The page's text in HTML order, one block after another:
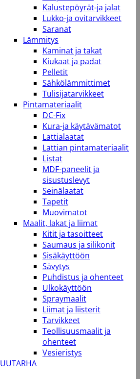
Kalustepöyrät-ja jalat
Lukko-ja ovitarvikkeet
Saranat
Lämmitys
Kaminat ja takat
Kiukaat ja padat
Pelletit
Sähkölämmittimet
Tulisijatarvikkeet
Pintamateriaalit
DC-Fix
Kura-ja käytävämatot
Lattialaatat
Lattian pintamateriaalit
Listat
MDF-paneelit ja
sisustuslevyt
Seinälaatat
Tapetit
Muovimatot
Maalit, lakat ja liimat
Kitit ja tasoitteet
Saumaus ja silikonit
Sisäkäyttöön
Sävytys
Puhdistus ja ohenteet
Ulkokäyttöön
Spraymaalit
Liimat ja liisterit
Tarvikkeet
Teollisuusmaalit ja
ohenteet
Vesieristys